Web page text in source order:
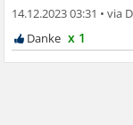
14.12.2023 03:31 •
x 1